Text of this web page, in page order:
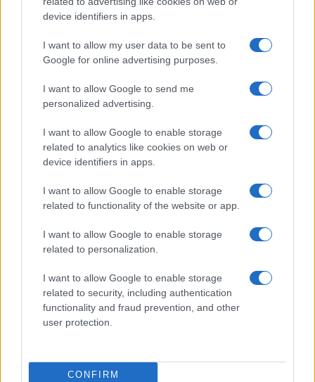
device identifiers in apps.
I want to allow my user data to be sent to
Google for online advertising purposes.
I want to allow Google to send me
personalized advertising.
I want to allow Google to enable storage
related to analytics like cookies on web or
device identifiers in apps.
I want to allow Google to enable storage
related to functionality of the website or app.
I want to allow Google to enable storage
related to personalization.
I want to allow Google to enable storage
related to security, including authentication
functionality and fraud prevention, and other
user protection.
CONFIRM
Economia
Bonus carburante
agricoltura: regole e
spese ammesse
Borsaedintorni.it
Chi siamo Redazione